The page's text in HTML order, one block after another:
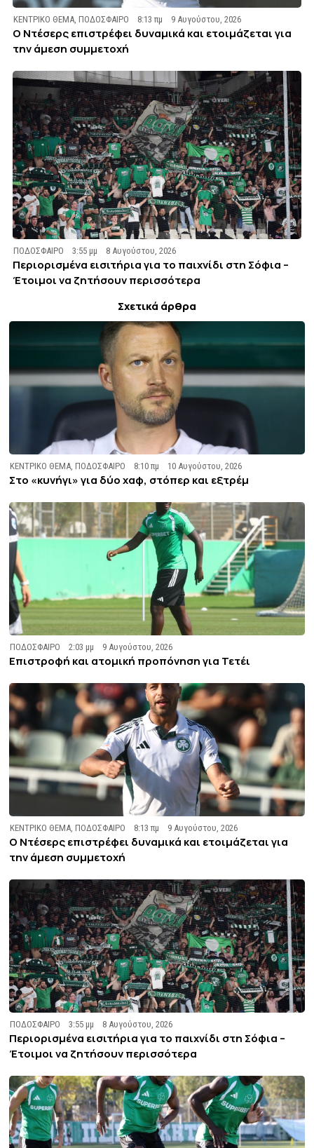
ΚΕΝΤΡΙΚΟ ΘΕΜΑ,ΠΟΔΟΣΦΑΙΡΟ 8:13 πμ 9 Αυγούστου, 2026
Ο Ντέσερς επιστρέφει δυναμικά και ετοιμάζεται για
την άμεση συμμετοχή
ΠΟΔΟΣΦΑΙΡΟ 3:55 μμ 8 Αυγούστου, 2026
Περιορισμένα εισιτήρια για το παιχνίδι στη Σόφια –
Έτοιμοι να ζητήσουν περισσότερα
Σχετικά άρθρα
ΚΕΝΤΡΙΚΟ ΘΕΜΑ,ΠΟΔΟΣΦΑΙΡΟ 8:10 πμ 10 Αυγούστου, 2026
Στο «κυνήγι» για δύο χαφ, στόπερ και εξτρέμ
ΠΟΔΟΣΦΑΙΡΟ 2:03 μμ 9 Αυγούστου, 2026
Επιστροφή και ατομική προπόνηση για Τετέι
ΚΕΝΤΡΙΚΟ ΘΕΜΑ,ΠΟΔΟΣΦΑΙΡΟ 8:13 πμ 9 Αυγούστου, 2026
Ο Ντέσερς επιστρέφει δυναμικά και ετοιμάζεται για
την άμεση συμμετοχή
ΠΟΔΟΣΦΑΙΡΟ 3:55 μμ 8 Αυγούστου, 2026
Περιορισμένα εισιτήρια για το παιχνίδι στη Σόφια –
Έτοιμοι να ζητήσουν περισσότερα